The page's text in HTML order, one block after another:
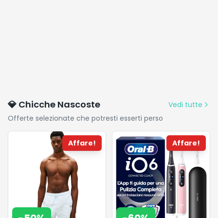
💎 Chicche Nascoste
Vedi tutte
Offerte selezionate che potresti esserti perso
Affare! Affare!